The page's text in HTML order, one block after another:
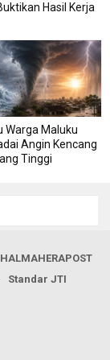
Hasil Kerja
Warga Maluku
Angin Kencang
Tinggi
Standar JTI